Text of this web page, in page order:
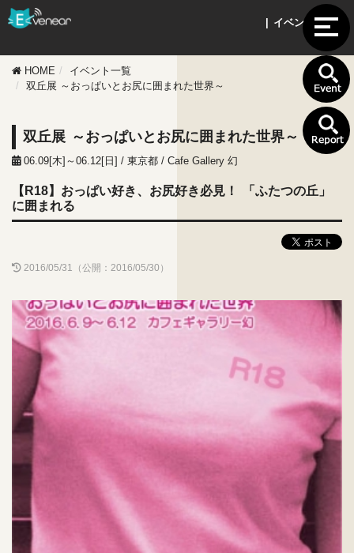
| イベント情報 |
HOME
イベント一覧
双丘展 ～おっぱいとお尻に囲まれた世界～
双丘展 ～おっぱいとお尻に囲まれた世界～
06.09[木]～06.12[日] / 東京都 / Cafe Gallery 幻
【R18】おっぱい好き、お尻好き必見！ 「ふたつの丘」
に囲まれる
2016/05/31（公開：2016/05/30）